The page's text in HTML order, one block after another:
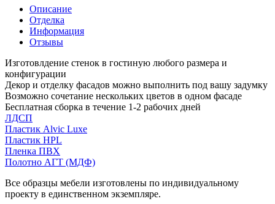
Описание
Отделка
Информация
Отзывы
Изготовлдение стенок в гостиную любого размера и
конфигурации
Декор и отделку фасадов можно выполнить под вашу задумку
Возможно сочетание нескольких цветов в одном фасаде
Бесплатная сборка в течение 1-2 рабочих дней
ЛДСП
Пластик Alvic Luxe
Пластик HPL
Пленка ПВХ
Полотно АГТ (МДФ)
Все образцы мебели изготовлены по индивидуальному
проекту в единственном экземпляре.